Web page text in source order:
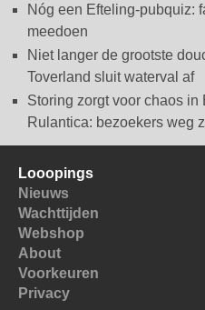
Nóg een Efteling-pubquiz:
meedoen
Niet langer de grootste
Toverland sluit waterval af
Storing zorgt voor chaos in
Rulantica: bezoekers weg
Looopings
Nieuws
Wachttijden
Webshop
About
Voorkeuren
Privacy